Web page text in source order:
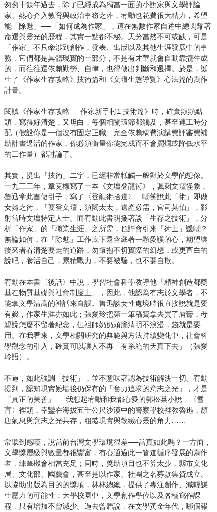
匆匆十餘年過去，除了已經成為獨當一面的小說家與文學評論
家、熱心介入教育與政治事務之外，宥勳也花費很大精力，希望
能「除魅」──「如何成為作家」，這在無數作家自述中總閃耀著
命運與靈光的歷程，其實一點都不秘。天分當然不可或缺，可是
「作家」不只牽涉到創作，發表、出版以及其他生涯發展中的事
務，它們都是具體現實的一部分，不是有才華就會自動靠攏生成
的，而往往還依賴勤勞、自律，也得做出判斷和選擇。於是，誕
生了《作家生存攻略》技術篇和《文壇生態導覽》心法篇的寫作
計畫。
閱讀《作家生存攻略──作家新手村1 技術篇》時，確實頻頻點
頭，寫得好清楚，又坦白，每個相關環節都觸及，甚至連工時分
配（假設你是一個沒有固定正職、完全依賴稿費演講費評審費補
助計畫過活的作家，你必須衡量你能完成而不會擺爛或降低水平
的工作量）都討論了。
其實，提出「技術」二字，已經非常牴觸一般對於文學的想像。
一九三三年，章克標寫了一本《文壇登龍術》，諷刺文壇怪象，
魯迅拿此書做引子，寫了〈登龍術拾遺〉，嘲笑說此「術」即做
女婿之術，「要登文壇，須闊太太，遺產必需，官司莫怕」，影
射當時文壇特定人士。而宥勳此書明擺著談「生存之技術」，分
析「作家」的「職業生涯」之所需，也許會引來「術士」譏嘲？
無論如何，在「除魅」工作底下還含藏著一顆愛護的心，期望讓
後來者看清楚要走的道路，勿懷抱不切實際的幻想，或更直白的
說吧，養活自己，累積戰力，不要被騙，也不要自欺。
宥勳在本書〈後話〉中說，學習社會科學教導他「精神創造都奠
基在物質基礎與社會制度上」，因此，他認為有志於文學者，不
能拿文學清高的神話來自誤。魯迅談女性處境時很直接說就是要
有錢，作家生涯亦如此；張愛玲把第一筆稿費拿去買了唇膏，母
親說怎麼不留著紀念，但祖師奶奶頭腦清明不浪漫，錢就是要
用。在我看來，文學相關研究的典範與方法持續變化中，社會科
學觀念的引入，確實可以讓人不再「有系統的天真下去」（張愛
玲語）。
不過，如此強調「技術」，並不意味著認為技術解決一切。宥勳
提到，認知現實難堪後仍保有的「奮力追求的意志之光」，才是
「真正的美善」──我想起宥勳和我都心愛的郭松棻小說，〈雪
盲〉裡頭，幸鑾在海拔五千公尺沙漠中的警察學校裡教魯迅，頹
唐氣息與意志之光共存，粗糙現實與敏緻心靈的角力……
常聽到感嘆，說當前台灣文學環境很差──當真如此嗎？一方面，
文學獎層級與數量都很豐富，有心通過此一管道循序發展的寫作
者，練筆機會相當充足；同時，獎助項目也不算太少，縣市文化
局、文化部、國藝會，甚至是以作家、社團之名募款集資成立、
以協助出版為目的的獎項，林林總總，提供了專注創作、減輕謀
生壓力的可能性；大學校園中，文學創作學位以及各種寫作課
程，只有增加不曾減少。過去曾聽說，在文學黃金年代，哪個報